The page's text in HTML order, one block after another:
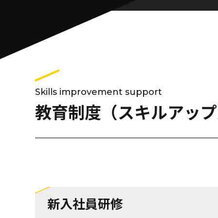
Skills improvement support
教育制度（スキルアッ
新入社員研修